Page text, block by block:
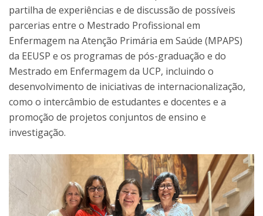
partilha de experiências e de discussão de possíveis
parcerias entre o Mestrado Profissional em
Enfermagem na Atenção Primária em Saúde (MPAPS)
da EEUSP e os programas de pós-graduação e do
Mestrado em Enfermagem da UCP, incluindo o
desenvolvimento de iniciativas de internacionalização,
como o intercâmbio de estudantes e docentes e a
promoção de projetos conjuntos de ensino e
investigação.